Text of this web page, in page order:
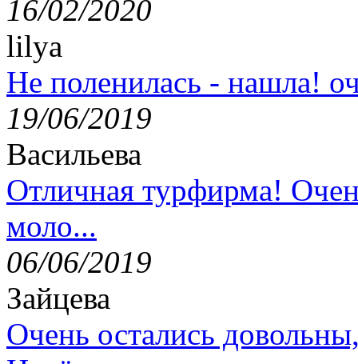
16/02/2020
lilya
Не поленилась - нашла!
19/06/2019
Васильева
Отличная турфирма!
моло...
06/06/2019
Зайцева
Очень остались